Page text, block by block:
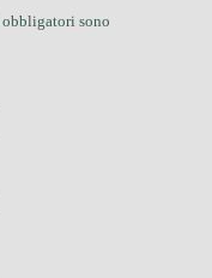
sono